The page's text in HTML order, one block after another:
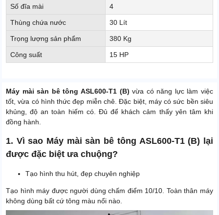
Số đĩa mài 4
Thùng chứa nước 30 Lít
Trọng lượng sản phẩm 380 Kg
Công suất 15 HP
Máy mài sàn bê tông ASL600-T1 (B) vừa có năng lực làm việc
tốt, vừa có hình thức đẹp miễn chê. Đặc biệt, máy có sức bền siêu
khủng, độ an toàn hiếm có. Đủ để khách cảm thấy yên tâm khi
đồng hành.
1. Vì sao Máy mài sàn bê tông ASL600-T1 (B) lại
được đặc biệt ưa chuộng?
Tạo hình thu hút, đẹp chuyên nghiệp
Tạo hình máy được người dùng chấm điểm 10/10. Toàn thân máy
không dùng bất cứ tông màu nổi nào.